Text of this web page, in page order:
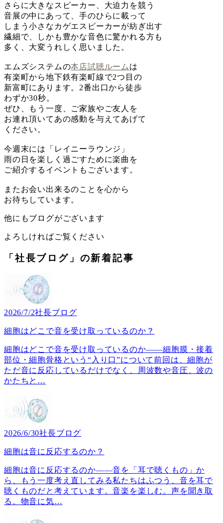
さらに大きなスピーカー、大迫力を競う
音展の中にあって、手のひらに載って
しまう小さなカゲエスピーカーが紡ぎ出す
繊細で、しかも豊かな音色に驚かれる方も
多く、大変うれしく思いました。
エムズシステムの本店試聴ルーム は
有楽町から地下鉄有楽町線で2つ目の
新富町にあります。2番出口から徒歩
わずか30秒。
ぜひ、もう一度、ご家族やご友人を
お連れ頂いてあの感動を与えてあげて
ください。
今週末には「レイニーラウンジ」
雨の日を楽しく過ごすために楽曲を
ご紹介するイベントもございます。
またお会い出来るのことを心から
お待ちしています。
他にもブログがございます
よろしければご覧ください
「社長ブログ」の新着記事
2026/7/2社長ブログ
細胞はどこで音を受け取っているのか？
細胞はどこで音を受け取っているのか――細胞膜・接着
部位・細胞骨格という“入り口”について前回は、細胞が
ただ音に反応しているだけでなく、周波数や音圧、波の
かたちと …
2026/6/30社長ブログ
細胞は音に反応するのか？
細胞は音に反応するのか――音を「耳で聴くもの」か
ら、もう一度考え直してみる私たちはふつう、音を耳で
聴くものだと考えています。音楽を楽しむ。声を聞き取
る。物音に気…